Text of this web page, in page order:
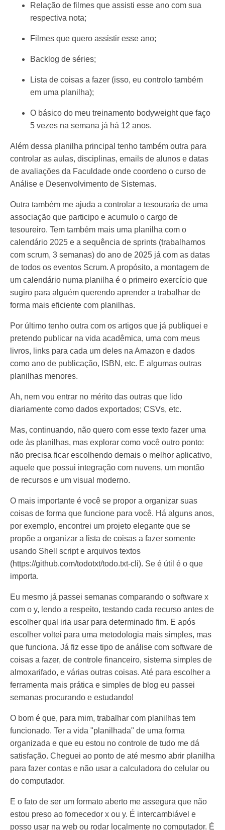
Relação de filmes que assisti esse ano com sua
respectiva nota;
Filmes que quero assistir esse ano;
Backlog de séries;
Lista de coisas a fazer (isso, eu controlo também
em uma planilha);
O básico do meu treinamento bodyweight que faço
5 vezes na semana já há 12 anos.
Além dessa planilha principal tenho também outra para
controlar as aulas, disciplinas, emails de alunos e datas
de avaliações da Faculdade onde coordeno o curso de
Análise e Desenvolvimento de Sistemas.
Outra também me ajuda a controlar a tesouraria de uma
associação que participo e acumulo o cargo de
tesoureiro. Tem também mais uma planilha com o
calendário 2025 e a sequência de sprints (trabalhamos
com scrum, 3 semanas) do ano de 2025 já com as datas
de todos os eventos Scrum. A propósito, a montagem de
um calendário numa planilha é o primeiro exercício que
sugiro para alguém querendo aprender a trabalhar de
forma mais eficiente com planilhas.
Por último tenho outra com os artigos que já publiquei e
pretendo publicar na vida acadêmica, uma com meus
livros, links para cada um deles na Amazon e dados
como ano de publicação, ISBN, etc. E algumas outras
planilhas menores.
Ah, nem vou entrar no mérito das outras que lido
diariamente como dados exportados; CSVs, etc.
Mas, continuando, não quero com esse texto fazer uma
ode às planilhas, mas explorar como você outro ponto:
não precisa ficar escolhendo demais o melhor aplicativo,
aquele que possui integração com nuvens, um montão
de recursos e um visual moderno.
O mais importante é você se propor a organizar suas
coisas de forma que funcione para você. Há alguns anos,
por exemplo, encontrei um projeto elegante que se
propõe a organizar a lista de coisas a fazer somente
usando Shell script e arquivos textos
(https://github.com/todotxt/todo.txt-cli). Se é útil é o que
importa.
Eu mesmo já passei semanas comparando o software x
com o y, lendo a respeito, testando cada recurso antes de
escolher qual iria usar para determinado fim. E após
escolher voltei para uma metodologia mais simples, mas
que funciona. Já fiz esse tipo de análise com software de
coisas a fazer, de controle financeiro, sistema simples de
almoxarifado, e várias outras coisas. Até para escolher a
ferramenta mais prática e simples de blog eu passei
semanas procurando e estudando!
O bom é que, para mim, trabalhar com planilhas tem
funcionado. Ter a vida "planilhada" de uma forma
organizada e que eu estou no controle de tudo me dá
satisfação. Cheguei ao ponto de até mesmo abrir planilha
para fazer contas e não usar a calculadora do celular ou
do computador.
E o fato de ser um formato aberto me assegura que não
estou preso ao fornecedor x ou y. É intercambiável e
posso usar na web ou rodar localmente no computador. É